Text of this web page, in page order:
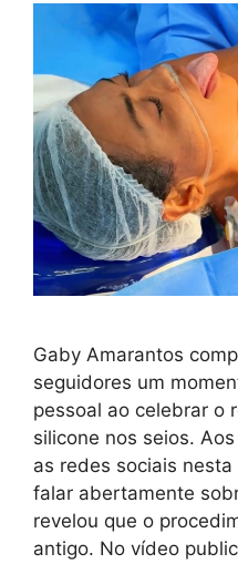
Gaby Amarantos
seguidores um
pessoal ao celebrar o
silicone nos seios.
as redes sociais
falar abertamente
revelou que o
antigo. No vídeo